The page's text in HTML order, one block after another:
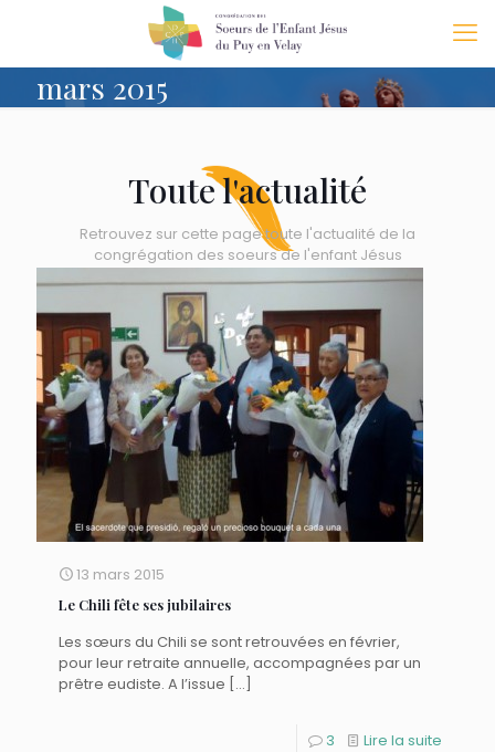
mars 2015
Toute l'actualité
Retrouvez sur cette page toute l'actualité de la
congrégation des soeurs de l'enfant Jésus
13 mars 2015
Le Chili fête ses jubilaires
Les sœurs du Chili se sont retrouvées en février,
pour leur retraite annuelle, accompagnées par un
prêtre eudiste. A l’issue […]
3 Lire la suite